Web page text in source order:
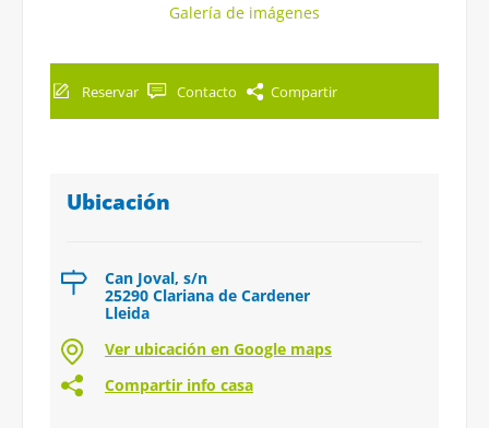
Galería de imágenes
Reservar Contacto Compartir
Ubicación
Can Joval, s/n
25290 Clariana de Cardener
Lleida
Ver ubicación en Google maps
Compartir info casa